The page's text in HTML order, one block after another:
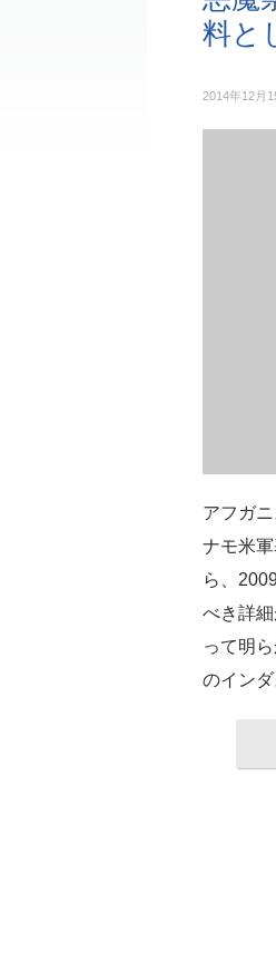
料と
2014年12月
アフガ
ナモ米
ら、
べき詳
って明
のイン